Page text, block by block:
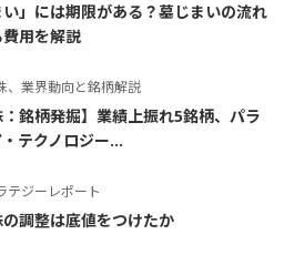
い」には期限がある？墓じまいの流れ
用を解説
、業界動向と銘柄解説
：銘柄発掘】業績上振れ5銘柄、パラ
テクノロジー...
テジーレポート
調整は底値をつけたか